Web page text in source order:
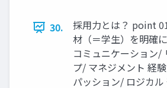
30.
採用力とは？ point
材（＝学生）を明確
コミュニケーション/
プ/ マネジメント 経
パッション/ ロジカ